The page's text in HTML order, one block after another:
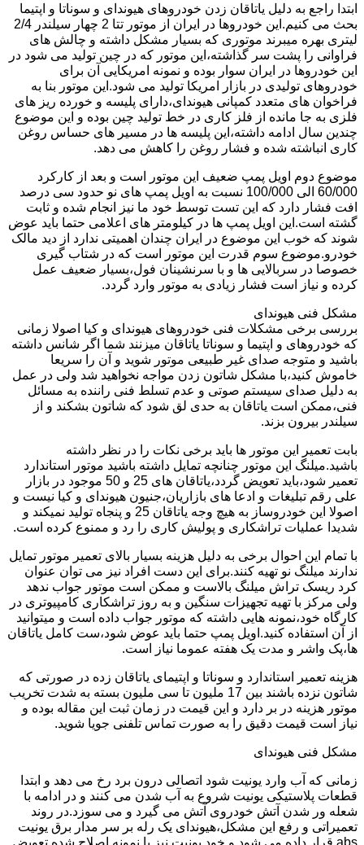
ابتدا راجع به دلیل یاتاقان زدن خودروهای هیوندای و سوناتا و اپتیما
بحث می کنیم.این خودروها در ایران از موتور تتا 2 چهار سیلندر 2/4
لیتری بهره میبرند موتوری که بسیار مشکل داشته و چالش های
فراوانی را پشت سر گذاشته،این موتور که در چین تولید می شود در
این خودروها در ایران سوار بوده و نمونه امریکایی آن برای
خودروهای تولیدی در بازار امریکا تولید می شود.این موتور بنا به
فراخوان های متعدد کمپانی هیوندای،دارای پلیسه و خورده ریز های
فلزی به جا مانده از فلز کاری در خط تولید چین بوده و این موضوع
چندین سال ادامه داشته،این پلیسه ها در مسیر های حساس روغن
کاری انباشته شده و فشار روغن را کاهش می دهد.
موضوع دوم اویل پمپ ضعیف این موتور است و بعد از کارکرد
60/000 الی 100/000 نسبت به اویل پمپ های نو حدود سی درصد
افت فشار دارد که این تست توسط خود ما نیز انجام شده و ثابت
گشته است.این اویل پمپ ها در کیلومتر های اعلامی حتما باید عوض
شوند که خوب این موضوع در ایران چندان اهمیتی ندارد از دید مالک
خودرو.موضوع سوم قدرت این موتور است که در شتاب گیری
خصوصا در سربالایی ها و با سرنشینان فول،بسیار ضعیف عمل
کرده و نیاز است فشار زیادی به موتور وارد گردد.
مشکل فنی هیوندای
بررسی برخی مشکلات فنی خودروهای هیوندای و کیا اصولا زمانی
که خودروهای و اپتیما و سوناتا یاتاقان میزنند شما اگر شانس داشته
باشید و متوجه صدای غیر طبیعی موتور شوید و آن را سریعا
خاموش کنید،با مشکل شاتون زدن مواجه نخواهید شد ولی در عمل
به دلیل صدای سیستم صوتی و عدم تسلط فنی راننده به مسائل
فنی،ممکن است یاتاقان به حدی لق شود که شاتون بشکند و از
سیلندر بیرون بزند.
بابت تعمیر این موتور ها باید برخی نکات را در نظر داشته
باشید.میلنگ این موتور چنانچه تمایل داشته باشید موتور استاندارد
تعمیر شود،باید تعویض گردد،یاتاقان های 25 و 50 موجود در بازار
علی رقم تبلیغات و ادعا های بازاریان،جنیون هیوندای و کیا نیست و
اصولا این خودروساز به هیچ وجه یاتاقان 25 و پنجاه تولید نمیکند و
شدیدا عملیات تراشکاری و پولیش کاری را رد و ممنوع کرده است.
با تمام این احوال برخی به دلیل هزینه بسیار بالای تعمیر موتور تمایل
ندارند میلنگ نو تهیه کنند.برای این دست افراد نیز می توان عنوان
کرد ریسک تراش میلنگ بالاست و ممکن است موتور جواب ندهد
ولی مرکز با تهیه تجهیزات سنگین و به روز تراشکاری کامپیوتری در
کارگاه خود،نمونه هایی داشته که موتور جواب داده است و میتوانید
از آن استفاده کنید.اویل پمپ حتما باید عوض شود،ست کامل یاتاقان
ها،پک واشر و مدت یک هفته عموما نیاز است.
هزینه تعمیر استاندارد و سوناتا و اپتیمای یاتاقان زده در صورتی که
شاتون نزده باشند بین 17 ملیون تا سی ملیون بسته به شدت تخریب
موتور هزینه در بر دارد و این قیمت در زمان ثبت این مقاله بوده و
نیاز است قیمت دقیق را به صورت تماس تلفنی جویا شوید.
مشکل فنی هیوندای
زمانی که آب وارد یونیت شود اتصالی درون برد رخ می دهد و ابتدا
قطعات پلاستیکی یونیت شروع به آب شدن می کنند و در ادامه با
شعله ور شدن آتش خودروی آتش می گیرد و می سوزد.در روند
تعمیراتی و رفع این مشکل،هیوندای یک رله بر سر مدار برق یونیت
abs قرار داده می شود و خود یونیت نیز با نمونه اصلاح شده تعویض